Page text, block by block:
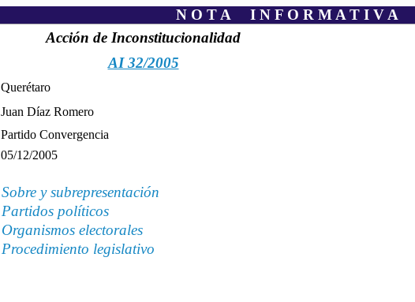
N O T A I N F O R M A T I V A
Acción de Inconstitucionalidad
AI 32/2005
Querétaro
Juan Díaz Romero
Partido Convergencia
05/12/2005
Sobre y subrepresentación
Partidos políticos
Organismos electorales
Procedimiento legislativo